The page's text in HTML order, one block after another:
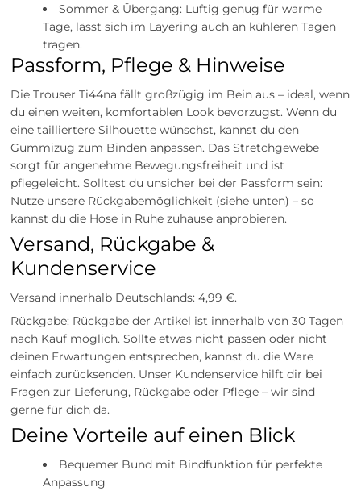
Sommer & Übergang: Luftig genug für warme
Tage, lässt sich im Layering auch an kühleren Tagen
tragen.
Passform, Pflege & Hinweise
Die Trouser Ti44na fällt großzügig im Bein aus – ideal, wenn
du einen weiten, komfortablen Look bevorzugst. Wenn du
eine tailliertere Silhouette wünschst, kannst du den
Gummizug zum Binden anpassen. Das Stretchgewebe
sorgt für angenehme Bewegungsfreiheit und ist
pflegeleicht. Solltest du unsicher bei der Passform sein:
Nutze unsere Rückgabemöglichkeit (siehe unten) – so
kannst du die Hose in Ruhe zuhause anprobieren.
Versand, Rückgabe &
Kundenservice
Versand innerhalb Deutschlands: 4,99 €.
Rückgabe: Rückgabe der Artikel ist innerhalb von 30 Tagen
nach Kauf möglich. Sollte etwas nicht passen oder nicht
deinen Erwartungen entsprechen, kannst du die Ware
einfach zurücksenden. Unser Kundenservice hilft dir bei
Fragen zur Lieferung, Rückgabe oder Pflege – wir sind
gerne für dich da.
Deine Vorteile auf einen Blick
Bequemer Bund mit Bindfunktion für perfekte
Anpassung